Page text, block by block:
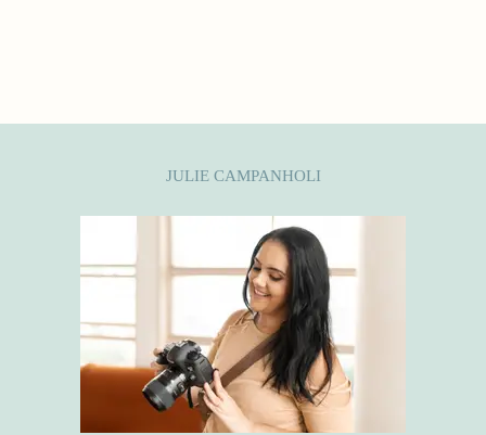
JULIE CAMPANHOLI